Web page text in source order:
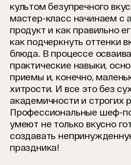
культом безупречного
мастер-класс начинаем с
продукт и как правильно
как подчеркнуть оттенки
блюда. В процессе
практические навыки,
приемы и, конечно,
хитрости. И все это без
академичности и строгих
Профессиональные шеф-
умеют не только вкусно
создавать
праздника!